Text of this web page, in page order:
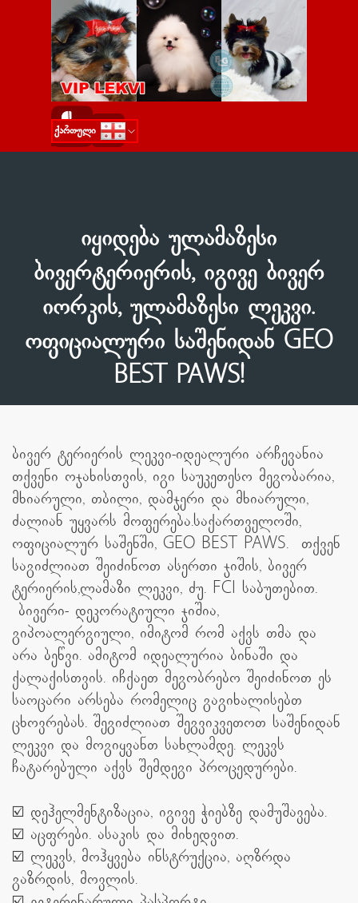
ქართული
Русский
Skip menu
იყიდება ულამაზესი
ბივერტერიერის, იგივე ბივერ
იორკის, ულამაზესი ლეკვი.
ოფიციალური საშენიდან GEO
BEST PAWS!
ბივერ ტერიერის ლეკვი-იდეალური არჩევანია
თქვენი ოჯახისთვის, იგი საუკეთესო მეგობარია,
მხიარული, თბილი, დამჯერი და მხიარული,
ძალიან უყვარს მოფერება.საქართველოში,
ოფიციალურ საშენში, GEO BEST PAWS. თქვენ
საგიძლიათ შეიძინოთ ასერთი ჯიშის, ბივერ
ტერიერის,ლამაზი ლეკვი, ძუ. FCI საბუთებით.
ბივერი- დეკორატიული ჯიშია,
გიპოალერგიული, იმიტომ რომ აქვს თმა და
არა ბეწვი. ამიტომ იდეალურია ბინაში და
ქალაქისთვის. იჩქაეთ მეგობრებო შეიძინოთ ეს
საოცარი არსება რომელიც გაგიხალისებთ
ცხოვრებას. შეგიძლიათ შეგვიკვეთოთ საშენიდან
ლეკვი და მოგიყვანთ სახლამდე. ლეკვს
ჩატარებული აქვს შემდეგი პროცედურები.
☑️ დეჰელმენტიზაცია, იგივე ჭიებზე დამუშავება.
☑️ აცფრები. ასაკის და მიხედვით.
☑️ ლეკვს, მოჰყვება ინსტრუქცია, აღზრდა
გაზრდის, მოვლის.